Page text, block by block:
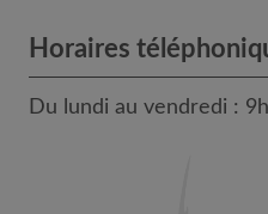
Horaires
Du lundi au vendredi :